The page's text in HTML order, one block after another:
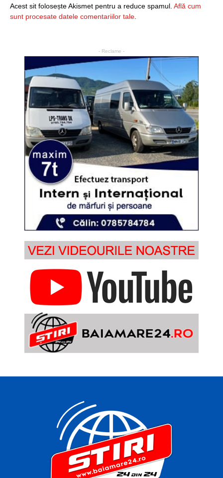
Acest sit folosește Akismet pentru a reduce spamul. Află cum
sunt procesate datele comentariilor tale
- Reclame -